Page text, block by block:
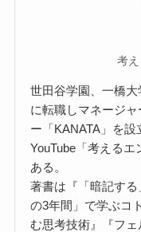
考
世田谷学園、一橋
に転職しマネージ
ー「KANATA」を設
YouTube「考える
ある。
著書は『「暗記す
の3年間」で学ぶコ
む思考技術』『フェ